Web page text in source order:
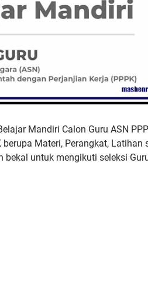
Mandiri Calon Guru ASN
Materi, Perangkat, Latihan
untuk mengikuti seleksi